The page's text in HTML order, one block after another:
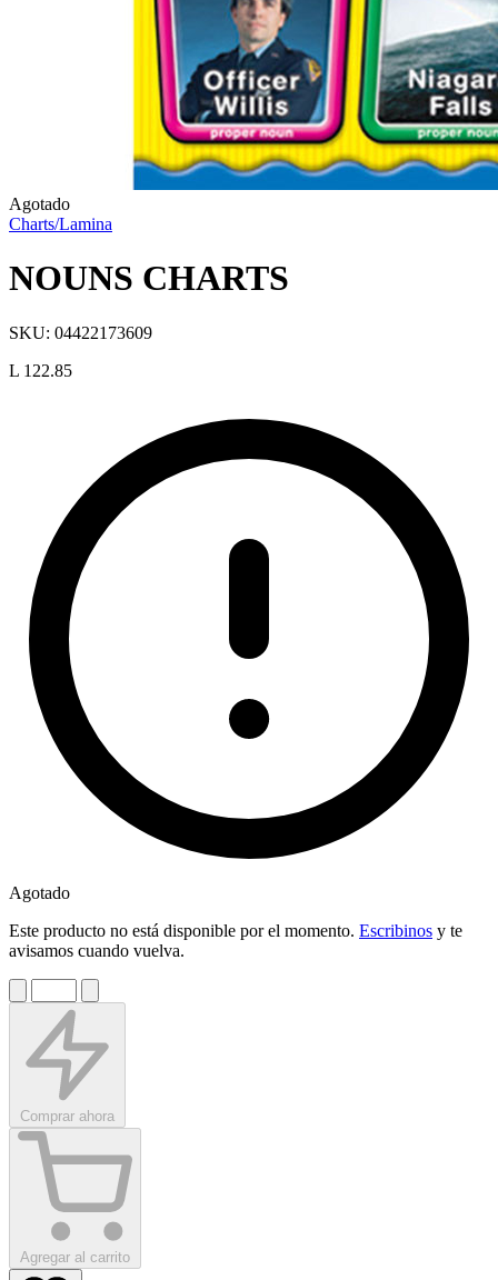
Agotado
Charts/Lamina
NOUNS CHARTS
SKU: 04422173609
L 122.85
Agotado
Este producto no está disponible por el momento. Escribinos y te
avisamos cuando vuelva.
Comprar ahora
Agregar al carrito